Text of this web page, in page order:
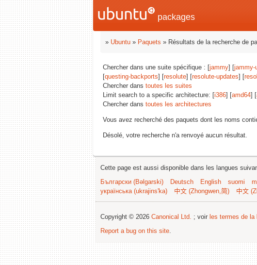
packages
» Ubuntu » Paquets » Résultats de la recherche de
Chercher dans une suite spécifique : [jammy] [jammy-
[questing-backports] [resolute] [resolute-updates] [
Chercher dans toutes les suites
Limit search to a specific architecture: [i386] [amd64] [
Chercher dans toutes les architectures
Vous avez recherché des paquets dont les noms
Désolé, votre recherche n'a renvoyé aucun résultat.
Cette page est aussi disponible dans les langues
Български (Bəlgarski)
Deutsch English suomi
українська (ukrajins'ka)
中文 (Zhongwen,简) 中文
Copyright © 2026 Canonical Ltd. ; voir les termes de la
Report a bug on this site.